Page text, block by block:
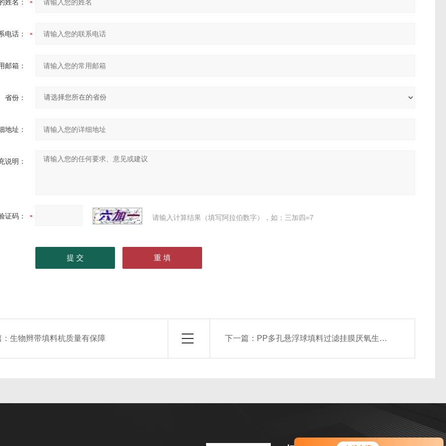
您好！欢迎前来咨询，很高兴为您
姓名：
电话：
邮箱：
省份：
地址：
说明：
证码： 请输入计算结果（填写阿拉伯数字），如：三加四=7
：生物辫带填料杭质量有保障 下一篇： PP多孔悬浮球填料过滤挂膜厌氧生化池污水处理球形聚氨酯生物填料